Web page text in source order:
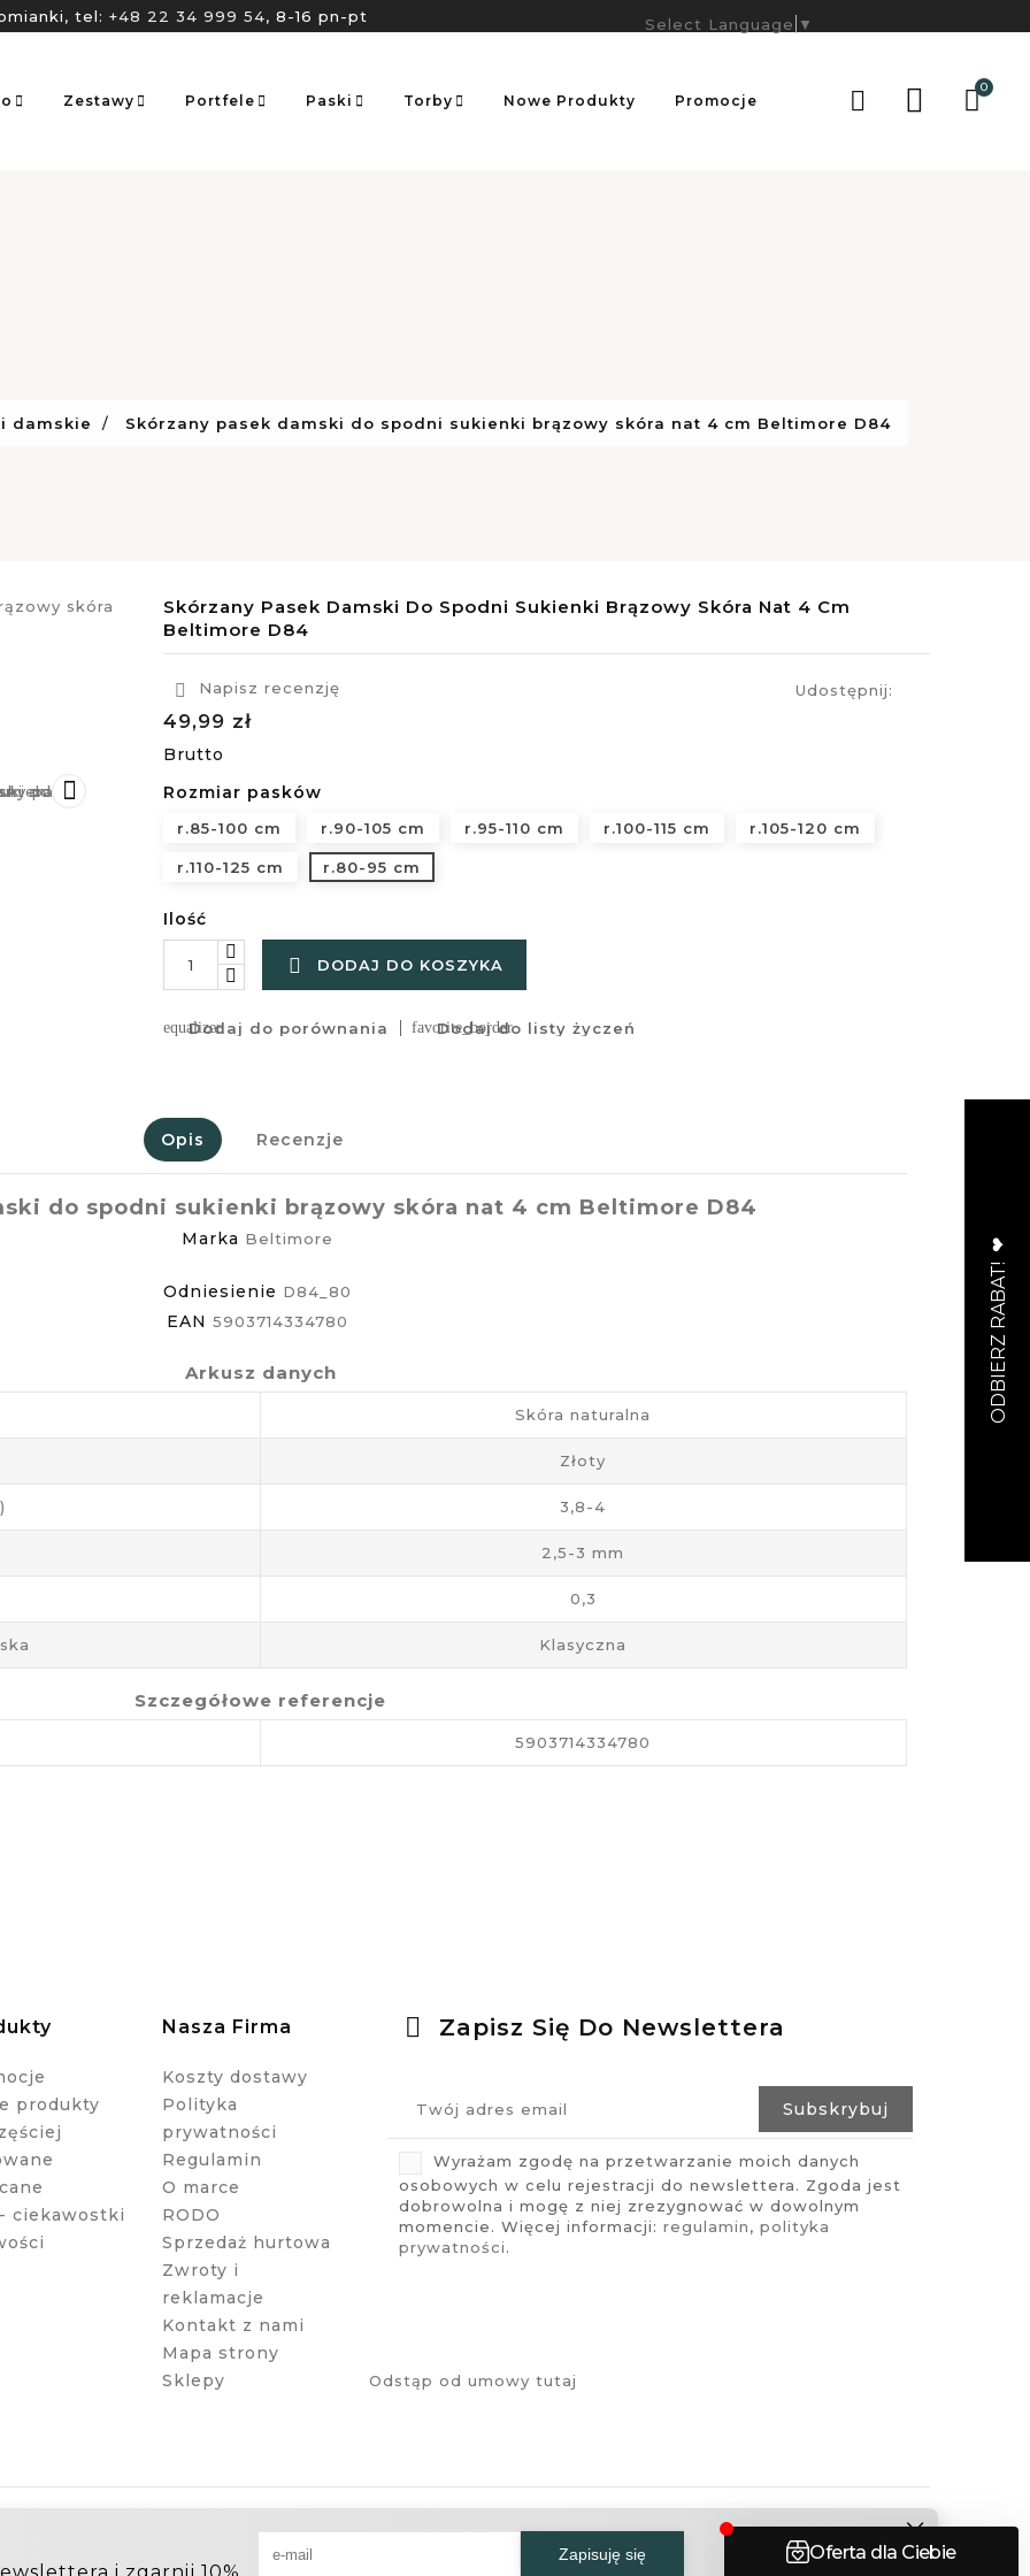
tel: +48 22 34 999 54, 8-16 pn-pt
0

Zestawy Portfele Paski Torby Nowe Produkty Promocje
Select Language ▼
damskie Skórzany pasek damski do spodni sukienki brązowy skóra nat 4 cm Beltimore D84

Skórzany Pasek Damski Do Spodni Sukienki Brązowy Skóra Nat 4 Cm
Beltimore D84
 Napisz recenzję Udostępnij:
49,99 zł
Brutto
Rozmiar pasków
r.85-100 cm r.90-105 cm r.95-110 cm r.100-115 cm r.105-120 cm
r.110-125 cm r.80-95 cm
Ilość
 DODAJ DO KOSZYKA
equalizer
Dodaj do porównania favorite_border
Dodaj do listy życzeń
Opis Recenzje
do spodni sukienki brązowy skóra nat 4 cm Beltimore D84
Marka Beltimore
Odniesienie D84_80
EAN 5903714334780
Arkusz danych
Skóra naturalna
Złoty
3,8-4
2,5-3 mm
0,3
Klasyczna
Szczegółowe referencje
5903714334780
Zapisz Się Do Newslettera
Wyrażam zgodę na przetwarzanie moich danych
osobowych w celu rejestracji do newslettera. Zgoda jest
dobrowolna i mogę z niej zrezygnować w dowolnym
momencie. Więcej informacji: regulamin, polityka
prywatności.
produkty
ciekawostki
Nasza Firma
Koszty dostawy
Polityka
prywatności
Regulamin
O marce
RODO
Sprzedaż hurtowa
Zwroty i
reklamacje
Kontakt z nami
Mapa strony
Sklepy
Odstąp od umowy tutaj